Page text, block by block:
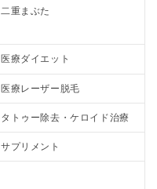
二重まぶた
医療ダイエット
医療レーザー脱毛
タトゥー除去・ケロイド治療
サプリメント